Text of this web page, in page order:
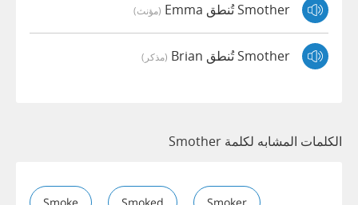
Smother تُنطق Emma (مؤنث)
Smother تُنطق Brian (مذكر)
الكلمات المشابه لكلمة Smother
Smoke Smoked Smoker